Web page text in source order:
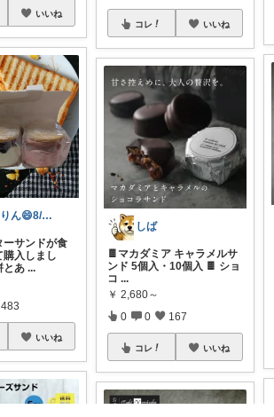
いいね
みずきりん😄8/5日お買い上げ感謝
ーサンドが食
購入しまし
とあ ...
483
いいね
コレ いいね
しば
🍫マカダミア キャラメルサ
ンド 5個入・10個入 🍫 ショ
コ ...
￥ 2,680～
0 0 167
コレ いいね